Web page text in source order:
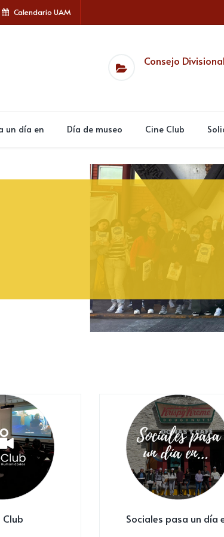
Calendario UAM
Consejo
un día en Día de museo Cine Club
Club Sociales pasa un día